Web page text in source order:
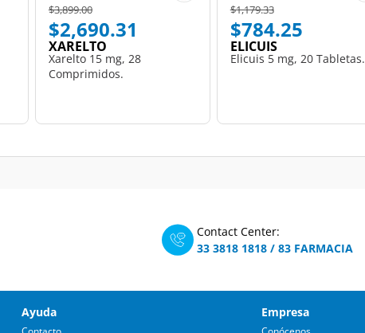
Price reduced from
$3,899.00to
$2,690.31
XARELTO
Xarelto 15 mg, 28
Comprimidos.
Price reduced from
$1,179.33to
$784.25
ELICUIS
Elicuis 5 mg, 20 Tabletas.
Contact Center:
33 3818 1818 / 83 FARMACIA
Ayuda Empresa